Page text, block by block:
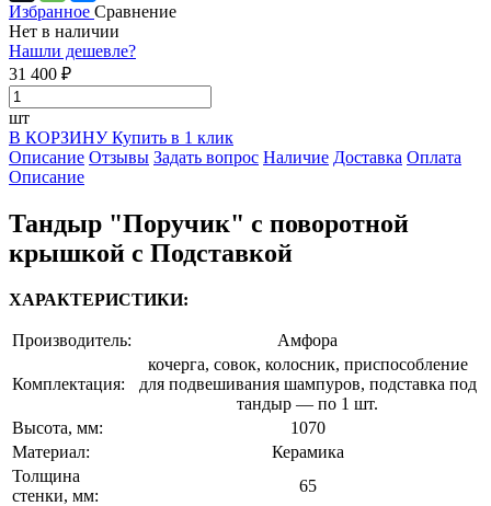
Избранное Сравнение
Нет в наличии
Нашли дешевле?
31 400 ₽
шт
В КОРЗИНУКупить в 1 клик
Описание Отзывы Задать вопрос Наличие Доставка Оплата
Описание
Тандыр "Поручик" с поворотной
крышкой с Подставкой
ХАРАКТЕРИСТИКИ:
Производитель: Амфора
Комплектация:
кочерга, совок, колосник, приспособление
для подвешивания шампуров, подставка под
тандыр — по 1 шт.
Высота, мм:
1070
Материал:
Керамика
Толщина
стенки, мм:
65